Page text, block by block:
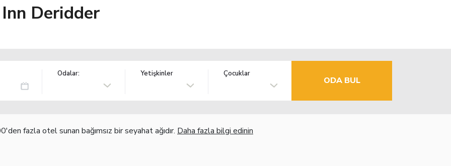
Deridder
Odalar: Yetişkinler Çocuklar
ODA BUL
fazla otel sunan bağımsız bir seyahat ağıdır. Daha fazla bilgi edinin